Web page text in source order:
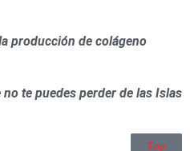
producción de colágeno
te puedes perder de las Islas
Top